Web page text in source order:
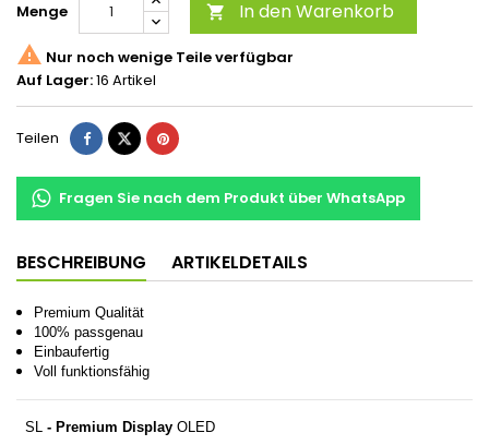
Menge
 In den Warenkorb
 Nur noch wenige Teile verfügbar
Auf Lager:16 Artikel
Teilen
Fragen Sie nach dem Produkt über WhatsApp
BESCHREIBUNG ARTIKELDETAILS
Premium Qualität
100% passgenau
Einbaufertig
Voll funktionsfähig
SL - Premium Display OLED